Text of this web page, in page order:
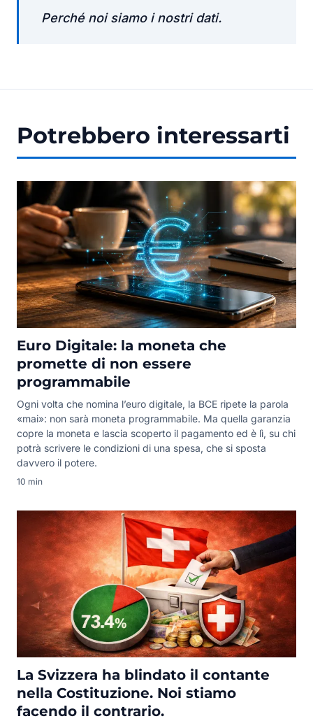
Perché noi siamo i nostri dati.
Potrebbero interessarti
Euro Digitale: la moneta che
promette di non essere
programmabile
Ogni volta che nomina l’euro digitale, la BCE ripete la parola
«mai»: non sarà moneta programmabile. Ma quella garanzia
copre la moneta e lascia scoperto il pagamento ed è lì, su chi
potrà scrivere le condizioni di una spesa, che si sposta
davvero il potere.
10 min
La Svizzera ha blindato il contante
nella Costituzione. Noi stiamo
facendo il contrario.